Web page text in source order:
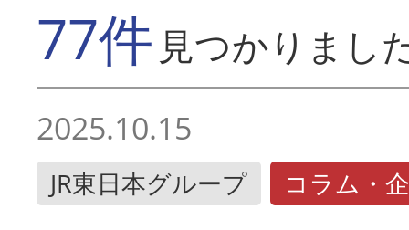
77件 見つかりまし
2025.10.15
JR東日本グループ コラム・